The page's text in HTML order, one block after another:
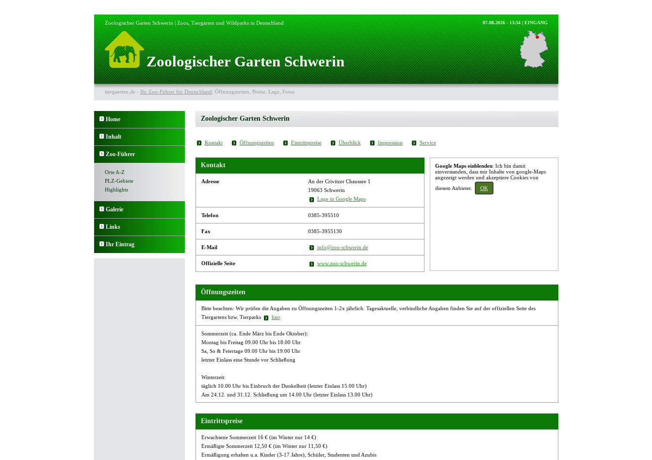
Zoologischer Garten Schwerin | Zoos, Tiergärten und Wildparks in Deutschland
Zoologischer Garten Schwerin
07.08.2026 - 13:34 |EINGANG
tiergaerten.de - Ihr Zoo-Führer für Deutschland: Öffnungszeiten, Preise, Lage, Fotos
Home
Inhalt
Zoo-Führer
Orte A-Z
PLZ-Gebiete
Highlights
Galerie
Links
Ihr Eintrag
Zoologischer Garten Schwerin
Kontakt Öffnungszeiten Eintrittspreise Überblick Impression Service
Google Maps einblenden: Ich bin damit
einverstanden, dass mir Inhalte von google-Maps
angezeigt werden und akzeptiere Cookies von
diesem Anbieter.
OK
Kontakt
Adresse
An der Crivitzer Chaussee 1
19063 Schwerin
Lage in Google Maps
Telefon 0385-395510
Fax 0385-3955130
E-Mail info@zoo-schwerin.de
Offizielle Seite www.zoo-schwerin.de
Öffnungszeiten
Bitte beachten: Wir prüfen die Angaben zu Öffnungszeiten 1-2x jährlich. Tagesaktuelle, verbindliche Angaben finden Sie auf der offiziellen Seite des
Tiergartens bzw. Tierparks
hier.
Sommerzeit (ca. Ende März bis Ende Oktober):
Montag bis Freitag 09.00 Uhr bis 18.00 Uhr
Sa, So & Feiertage 09.00 Uhr bis 19.00 Uhr
letzter Einlass eine Stunde vor Schließung
Winterzeit:
täglich 10.00 Uhr bis Einbruch der Dunkelheit (letzter Einlass 15.00 Uhr)
Am 24.12. und 31.12. Schließung um 14.00 Uhr (letzter Einlass 13.00 Uhr)
Eintrittspreise
Erwachsene Sommerzeit 16 € (im Winter nur 14 €)
Ermäßigte Sommerzeit 12,50 € (im Winter nur 11,50 €)
Ermäßigung erhalten u.a. Kinder (3-17 Jahre), Schüler, Studenten und Azubis